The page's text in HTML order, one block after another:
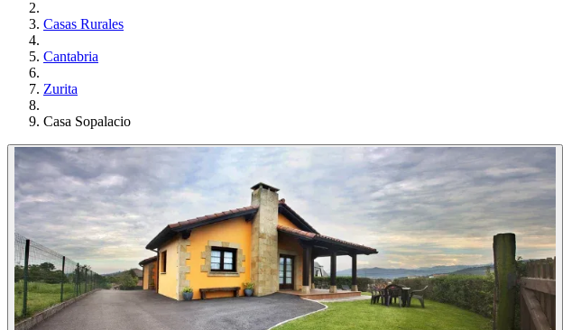
Casas Rurales
Cantabria
Zurita
Casa Sopalacio